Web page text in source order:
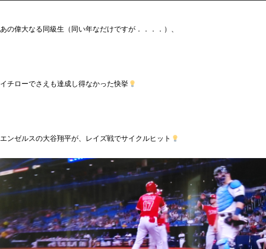
あの偉大なる同級生（同い年なだけですが．．．．）、
イチローでさえも達成し得なかった快挙
エンゼルスの大谷翔平が、レイズ戦でサイクルヒット